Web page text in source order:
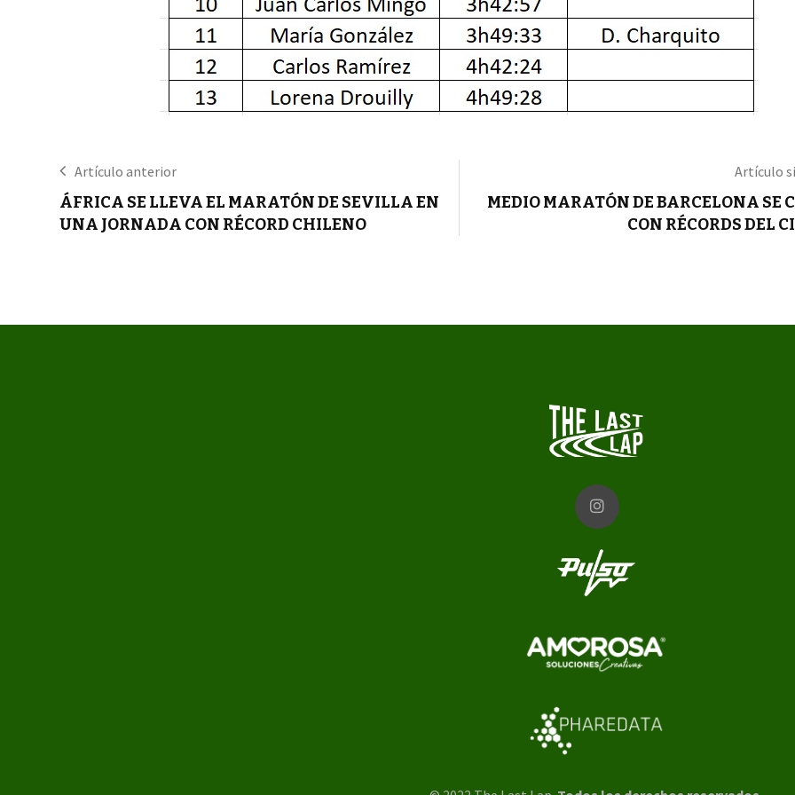
Artículo anterior
ÁFRICA SE LLEVA EL MARATÓN DE SEVILLA EN
UNA JORNADA CON RÉCORD CHILENO
Artículo
MEDIO MARATÓN DE BARCELONA SE
CON RÉCORDS DEL